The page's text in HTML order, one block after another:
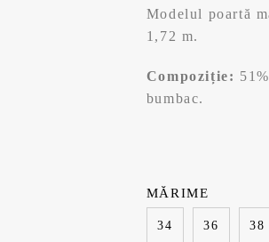
Modelul poartă
1,72 m.
Compoziție:
bumbac.
34 36 38
MĂRIME